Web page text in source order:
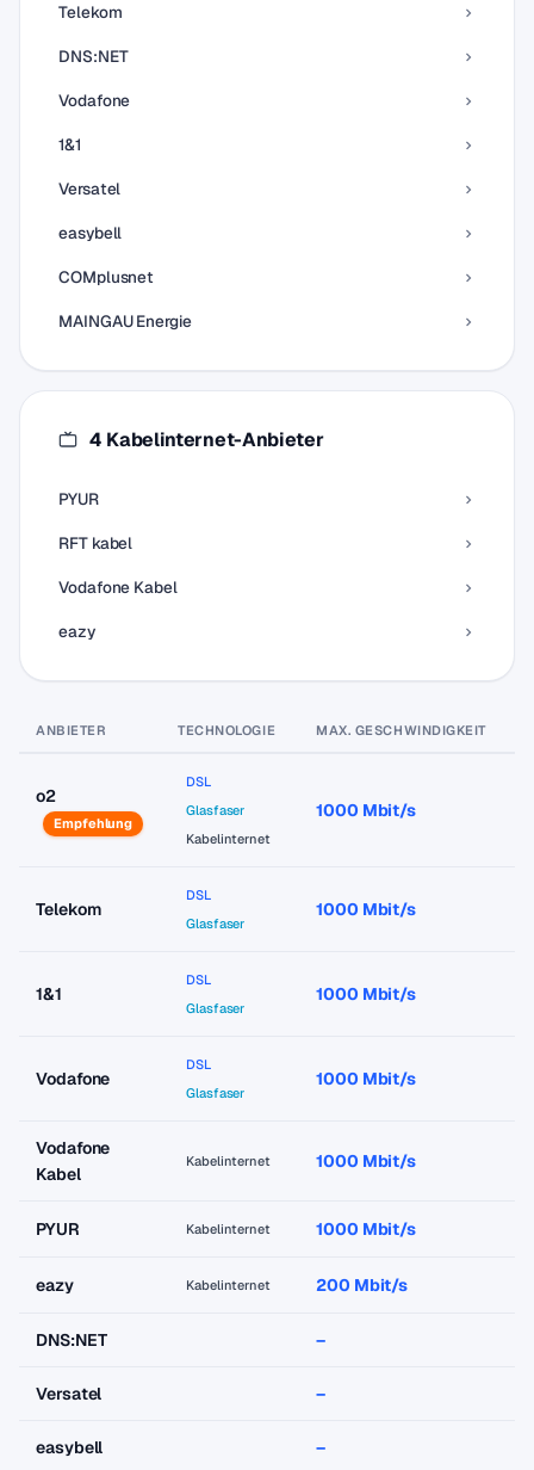
Telekom
DNS:NET
Vodafone
1&1
Versatel
easybell
COMplusnet
MAINGAU Energie
4 Kabelinternet-Anbieter
PYUR
RFT kabel
Vodafone Kabel
eazy
ANBIETER TECHNOLOGIE MAX. GESCHWINDIGKEIT
o2
Empfehlung
DSL
Glasfaser
Kabelinternet
1000 Mbit/s
Telekom
DSL
Glasfaser
1000 Mbit/s
1&1
DSL
Glasfaser
1000 Mbit/s
Vodafone
DSL
Glasfaser
1000 Mbit/s
Vodafone
Kabel
Kabelinternet 1000 Mbit/s
PYUR Kabelinternet 1000 Mbit/s
eazy Kabelinternet 200 Mbit/s
DNS:NET –
Versatel –
easybell –